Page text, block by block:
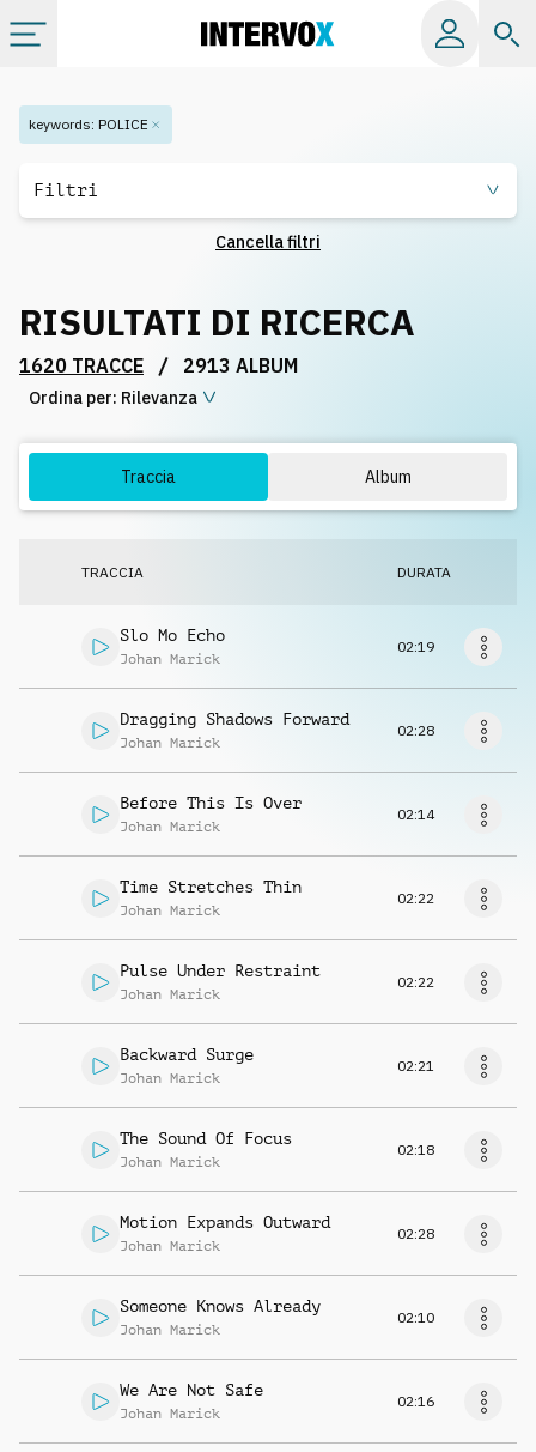
Categorie
Playlist
Licenze
keywords: POLICE
Filtri
Cancella filtri
RISULTATI DI RICERCA
1620 TRACCE / 2913 ALBUM
Ordina per: Rilevanza
Traccia Album
TRACCIA DURATA
Slo Mo Echo
Johan Marick
02:19
Dragging Shadows Forward
Johan Marick
02:28
Before This Is Over
Johan Marick
02:14
Time Stretches Thin
Johan Marick
02:22
Pulse Under Restraint
Johan Marick
02:22
Backward Surge
Johan Marick
02:21
The Sound Of Focus
Johan Marick
02:18
Motion Expands Outward
Johan Marick
02:28
Someone Knows Already
Johan Marick
02:10
We Are Not Safe
Johan Marick
02:16